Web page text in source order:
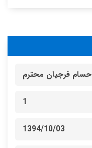
حسام فرجیان محترم
1
1394/10/03